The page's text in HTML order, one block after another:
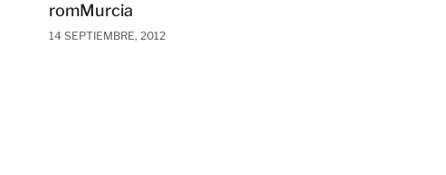
romMurcia
14 SEPTIEMBRE, 2012